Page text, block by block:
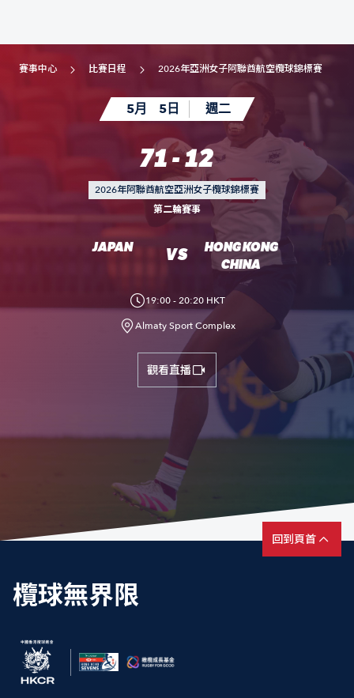
賽事中心 比賽日程 2026年亞洲女子阿聯酋航空欖球錦標賽
5月 5日 週二
71 - 12
2026年阿聯酋航空亞洲女子欖球錦標賽
第二輪賽事
JAPAN VS
HONG KONG
CHINA
19:00 - 20:20 HKT
Almaty Sport Complex
觀看直播
回到頁首
欖球無界限